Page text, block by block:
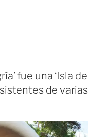
fue una ‘Isla de
de varias